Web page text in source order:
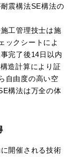
震構法SE構法の
工管理技士は施
ックシートによ
完了後14日以内
造計算により証
自由度の高い空
構法は万全の体
開催される技術